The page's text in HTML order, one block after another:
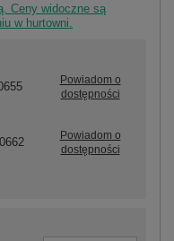
Ceny widoczne są
w hurtowni.
Powiadom o
dostępności
Powiadom o
dostępności